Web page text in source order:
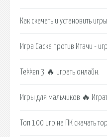
Как скачать и установить игры.
Игра Саске против Итачи -
Tekken 3 🔥 играть онлайн.
Игры для мальчиков 🔥
Топ 100 игр на ПК скачать